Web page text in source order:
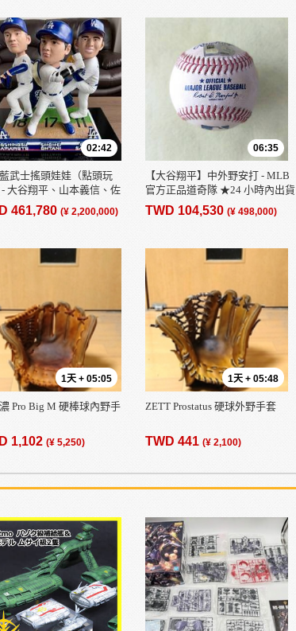
02:42
武士搖頭娃娃（點頭玩
大谷翔平、山本​​義信、佐
樹 - 日本限量版 46 個 - 帶
461,780 (¥ 2,200,000)
06:35
【大谷翔平】中外野安打 - MLB
官方正品道奇隊 ★24 小時內出貨
★
TWD 104,530 (¥ 498,000)
1天 + 05:05
Pro Big M 硬棒球內野手
1,102 (¥ 5,250)
1天 + 05:48
ZETT Prostatus 硬球外野手套
TWD 441 (¥ 2,100)